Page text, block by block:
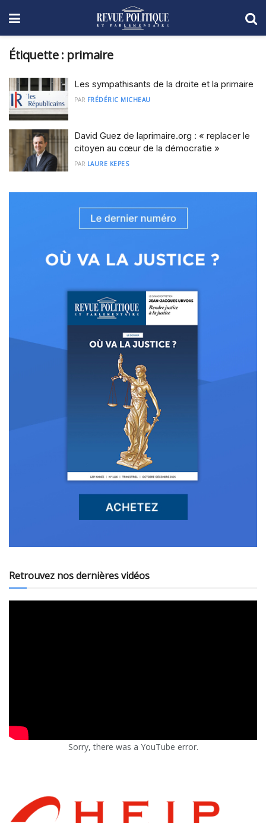
Étiquette : primaire
Les sympathisants de la droite et la primaire
PAR FRÉDÉRIC MICHEAU
David Guez de laprimaire.org : « replacer le
citoyen au cœur de la démocratie »
PAR LAURE KEPES
Retrouvez nos dernières vidéos
Sorry, there was a YouTube error.